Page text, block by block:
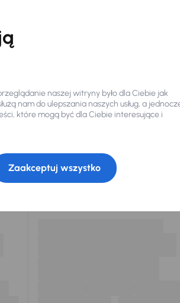
naszej witryny było dla Ciebie jak
nam do ulepszania naszych usług, a
które mogą być dla Ciebie interesujące i
Zaakceptuj wszystko